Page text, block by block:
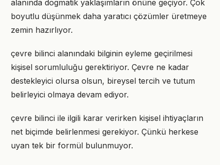
alanında dogmatik yaklaşımların önüne geçiyor. Çok
boyutlu düşünmek daha yaratıcı çözümler üretmeye
zemin hazırlıyor.
çevre bilinci alanındaki bilginin eyleme geçirilmesi
kişisel sorumluluğu gerektiriyor. Çevre ne kadar
destekleyici olursa olsun, bireysel tercih ve tutum
belirleyici olmaya devam ediyor.
çevre bilinci ile ilgili karar verirken kişisel ihtiyaçların
net biçimde belirlenmesi gerekiyor. Çünkü herkese
uyan tek bir formül bulunmuyor.